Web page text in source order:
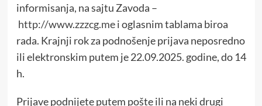
informisanja, na sajtu Zavoda –
http://www.zzzcg.mei oglasnim tablama biroa
rada. Krajnji rok za podnošenje prijava neposredno
ili elektronskim putem je 22.09.2025. godine, do 14
h.
Prijave podnijete putem pošte ili na neki drugi